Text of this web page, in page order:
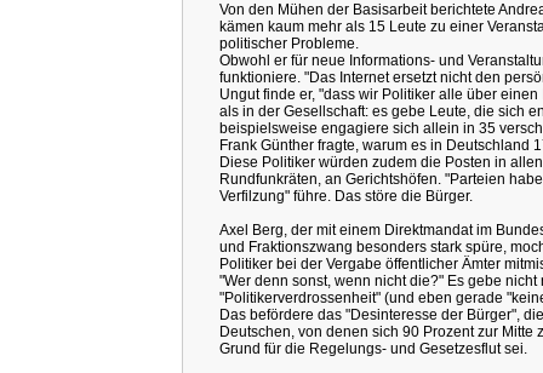
Von den Mühen der Basisarbeit berichtete
kämen kaum mehr als 15 Leute zu einer
politischer Probleme.
Obwohl er für neue Informations- und
funktioniere. "Das Internet ersetzt nicht den
Ungut finde er, "dass wir Politiker alle über
als in der Gesellschaft: es gebe Leute, die sich
beispielsweise engagiere sich allein in 35
Frank Günther fragte, warum es in Deutschland
Diese Politiker würden zudem die Posten in
Rundfunkräten, an Gerichtshöfen. "Parteien
Verfilzung" führe. Das störe die Bürger.
Axel Berg, der mit einem Direktmandat im
und Fraktionszwang besonders stark spüre,
Politiker bei der Vergabe öffentlicher Ämter
"Wer denn sonst, wenn nicht die?" Es gebe
"Politikerverdrossenheit" (und eben gerade
Das befördere das "Desinteresse der Bürger",
Deutschen, von denen sich 90 Prozent zur
Grund für die Regelungs- und Gesetzesflut sei.